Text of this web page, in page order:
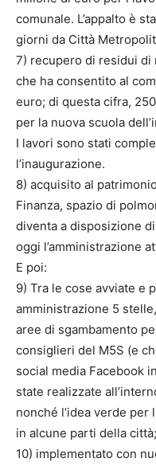
comunale. L’appalto è
giorni da Città
7) recupero di residui di
che ha consentito al
euro; di questa cifra,
per la nuova scuola
I lavori sono stati
l’inaugurazione.
8) acquisito al
Finanza, spazio di
diventa a disposizione
oggi l’amministrazione
E poi:
9) Tra le cose avviate e
amministrazione 5
aree di sgambamento
consiglieri del M5S (e
social media Facebook
state realizzate
nonché l’idea verde
in alcune parti della città;
10) implementato con